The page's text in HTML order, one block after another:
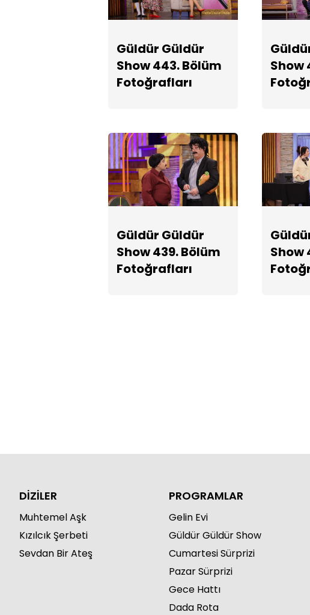
Güldür Güldür
Show 443. Bölüm
Fotoğrafları
Show
Güldür Güldür
Show 439. Bölüm
Fotoğrafları
Show
DİZİLER
Muhtemel Aşk
Kızılcık Şerbeti
Sevdan Bir Ateş
PROGRAMLAR
Gelin Evi
Güldür Güldür Show
Cumartesi Sürprizi
Pazar Sürprizi
Gece Hattı
Dada Rota